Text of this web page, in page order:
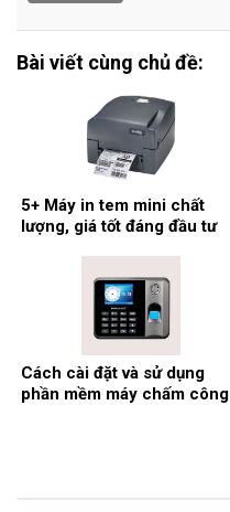
Bài viết cùng chủ đề:
5+ Máy in tem mini chất
lượng, giá tốt đáng đầu tư
Cách cài đặt và sử dụng
phần mềm máy chấm công